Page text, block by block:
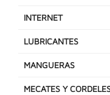
INTERNET
LUBRICANTES
MANGUERAS
MECATES Y